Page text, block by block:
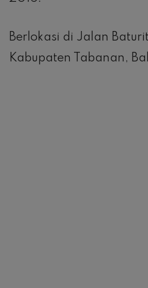
Berlokasi di Jalan
Kabupaten Tabanan,